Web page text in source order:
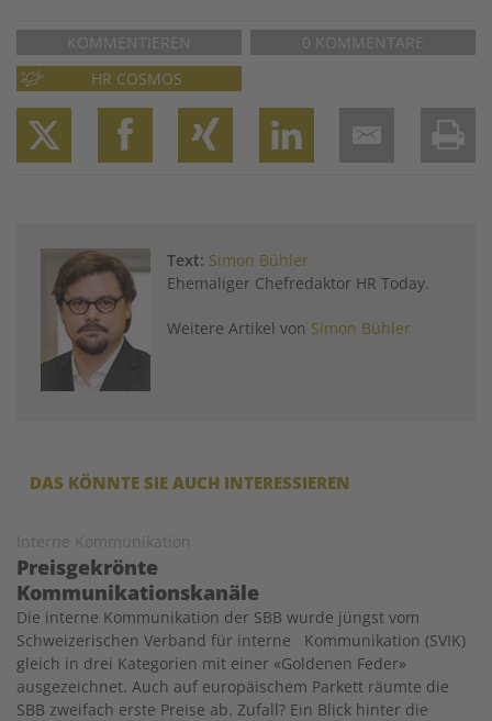
KOMMENTIEREN
0 KOMMENTARE
HR COSMOS
Text: Simon Bühler
Ehemaliger Chefredaktor HR Today.
Weitere Artikel von Simon Bühler
DAS KÖNNTE SIE AUCH INTERESSIEREN
Interne Kommunikation
Preisgekrönte
Kommunikationskanäle
Die interne Kommunikation der SBB wurde jüngst vom
Schweizerischen Verband für interne Kommunikation (SVIK)
gleich in drei Kategorien mit einer «Goldenen Feder»
ausgezeichnet. Auch auf europäischem Parkett räumte die
SBB zweifach erste Preise ab. Zufall? Ein Blick hinter die